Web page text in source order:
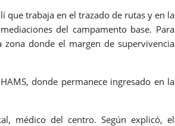
que trabaja en el trazado de rutas y en la
del campamento base. Para
donde el margen de supervivencia
donde permanece ingresado en la
médico del centro. Según explicó, el